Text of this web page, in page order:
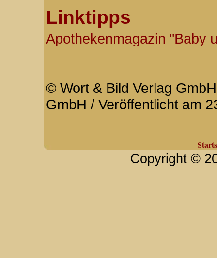
Linktipps
Apothekenmagazin "Baby
© Wort & Bild Verlag
GmbH / Veröffentlicht am
Copyright ©